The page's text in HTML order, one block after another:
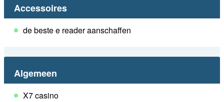
Accessoires
de beste e reader aanschaffen
Algemeen
X7 casino